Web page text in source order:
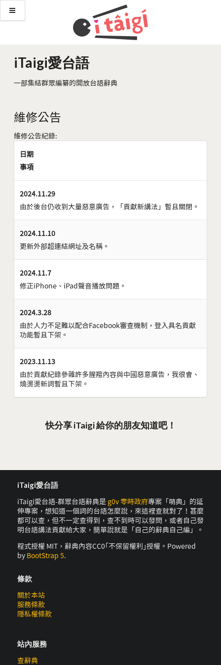
iTaigi愛台語
一部集結群眾編纂的開放台語辭典
維修公告
維修公告紀錄:
日期
事項
2024.11.29
由於後台仍收到大量惡意廣告，「貢獻新講法」暫且關閉。
2024.11.10
更新外部超連結網址及名稱。
2024.11.7
修正iPhone、iPad聲音播放問題。
2024.3.28
由於人力不足難以配合Facebook審查機制，登入具名貢獻
功能暫且下架。
2023.11.13
由於貢獻紀錄參雜許多腥羶內容與中國惡意廣告，我很會、
燒燙燙新詞暫且下架。
快分享 iTaigi 給你的朋友知道吧！
iTaigi愛台語
iTaigi愛台語-群眾台語辭典是 g0v 零時政府專案「萌典」的延
伸專案，想知道一個詞的台語怎麼說，來這裡查就對了！甚麼
都可以查，但不一定查得到，查不到時可以發問，或者自己發
明台語講法貢獻給大家，簡單說就是「自己的辭典自己編」。
程式授權 MIT，辭典內容CC0｢不保留權利｣授權。Powered
by BootStrap 5.
條款
關於本站
服務條款
隱私權條款
站內服務
查辭典